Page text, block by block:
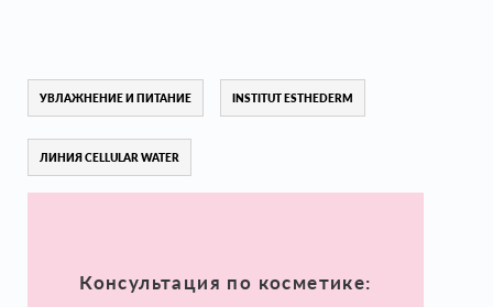
УВЛАЖНЕНИЕ И ПИТАНИЕ INSTITUT ESTHEDERM
ЛИНИЯ CELLULAR WATER
Консультация по косметике: